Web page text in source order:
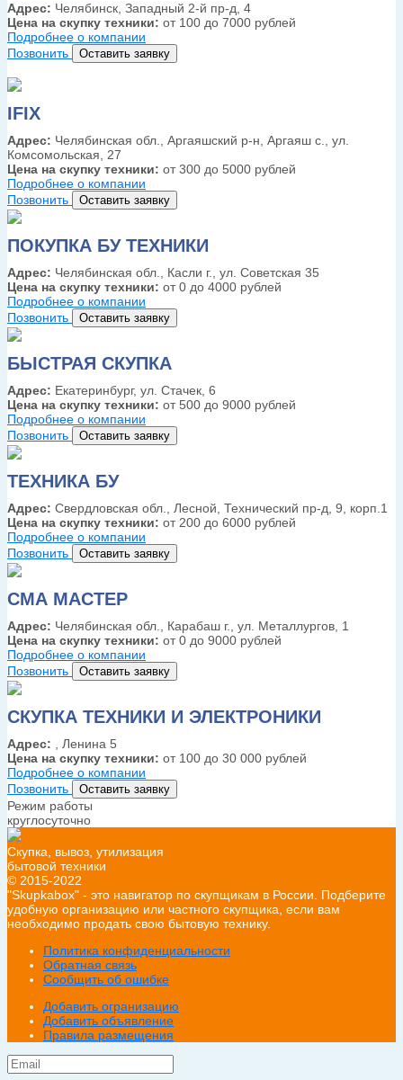
Адрес: Челябинск, Западный 2-й пр-д, 4
Цена на скупку техники: от 100 до 7000 рублей
Подробнее о компании
Позвонить
Оставить заявку
IFIX
Адрес: Челябинская обл., Аргаяшский р-н, Аргаяш с., ул.
Комсомольская, 27
Цена на скупку техники: от 300 до 5000 рублей
Подробнее о компании
Позвонить
Оставить заявку
ПОКУПКА БУ ТЕХНИКИ
Адрес: Челябинская обл., Касли г., ул. Советская 35
Цена на скупку техники: от 0 до 4000 рублей
Подробнее о компании
Позвонить
Оставить заявку
БЫСТРАЯ СКУПКА
Адрес: Екатеринбург, ул. Стачек, 6
Цена на скупку техники: от 500 до 9000 рублей
Подробнее о компании
Позвонить
Оставить заявку
ТЕХНИКА БУ
Адрес: Свердловская обл., Лесной, Технический пр-д, 9, корп.1
Цена на скупку техники: от 200 до 6000 рублей
Подробнее о компании
Позвонить
Оставить заявку
СМА МАСТЕР
Адрес: Челябинская обл., Карабаш г., ул. Металлургов, 1
Цена на скупку техники: от 0 до 9000 рублей
Подробнее о компании
Позвонить
Оставить заявку
СКУПКА ТЕХНИКИ И ЭЛЕКТРОНИКИ
Адрес: , Ленина 5
Цена на скупку техники: от 100 до 30 000 рублей
Подробнее о компании
Позвонить
Оставить заявку
Режим работы
круглосуточно
Скупка, вывоз, утилизация
бытовой техники
© 2015-2022
"Skupkabox" - это навигатор по скупщикам в России. Подберите
удобную организацию или частного скупщика, если вам
необходимо продать свою бытовую технику.
Политика конфиденциальности
Обратная связь
Сообщить об ошибке
Добавить огранизацию
Добавить объявление
Правила размещения